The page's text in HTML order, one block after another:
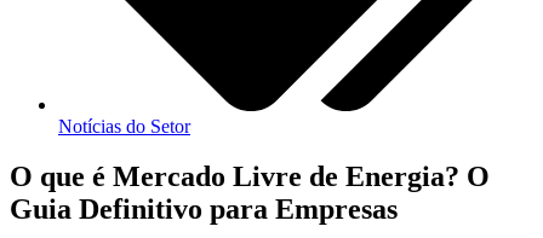
Notícias do Setor
O que é Mercado Livre de Energia? O
Guia Definitivo para Empresas